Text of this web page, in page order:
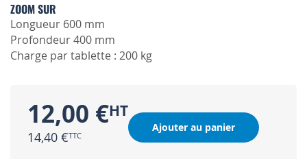
ZOOM SUR
Longueur 600 mm
Profondeur 400 mm
Charge par tablette : 200 kg
12,00 €
14,40 €
Ajouter au panier